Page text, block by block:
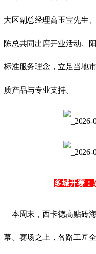
大区副总经理高玉宝先生
陈总共同出席开业活动。
标准服务理念，立足当地
质产品与专业支持。
多城开赛：
本周末，西卡德高贴砖
幕。赛场之上，各路工匠